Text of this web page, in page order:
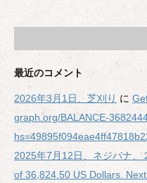
最近のコメント
2026年3月1日、芝刈り に
graph.org/BALANCE-
2025年7月12日、ネジバナ、
of 36,824.50 US Dollars.